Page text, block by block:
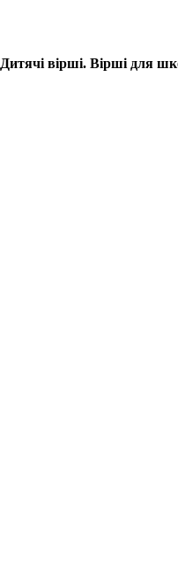
Дитячі вірші. Вірші для